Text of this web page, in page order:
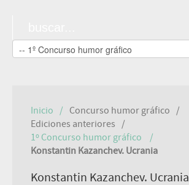
Inicio
Concurso humor gráfico
Ediciones anteriores
1º Concurso humor gráfico
Konstantin Kazanchev. Ucrania
Konstantin Kazanchev. Ucrania